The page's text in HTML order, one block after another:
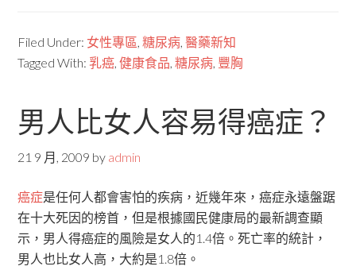
Filed Under: 女性專區,糖尿病,醫藥新知
Tagged With: 乳癌,健康食品,糖尿病, 豐胸
男人比女人容易得癌症？
21 9 月, 2009 by admin
癌症是任何人都會害怕的疾病，近幾年來，癌症永遠盤踞
在十大死因的榜首，但是根據國民健康局的最新調查顯
示，男人得癌症的風險是女人的1.4倍。死亡率的統計，
男人也比女人高，大約是1.8倍。